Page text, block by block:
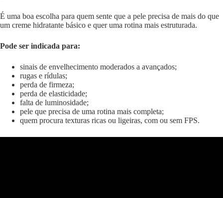
É uma boa escolha para quem sente que a pele precisa de mais do que
um creme hidratante básico e quer uma rotina mais estruturada.
Pode ser indicada para:
sinais de envelhecimento moderados a avançados;
rugas e rídulas;
perda de firmeza;
perda de elasticidade;
falta de luminosidade;
pele que precisa de uma rotina mais completa;
quem procura texturas ricas ou ligeiras, com ou sem FPS.